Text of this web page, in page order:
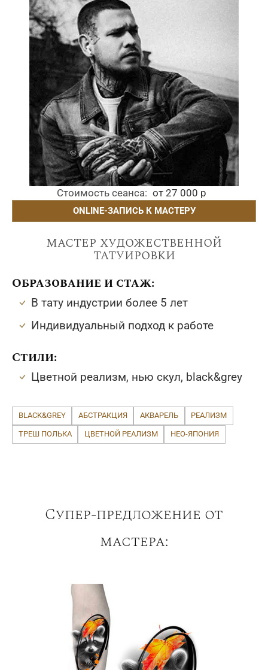
Стоимость сеанса от 27 000 р
ONLINE-ЗАПИСЬ К МАСТЕРУ
мастер художественной
татуировки
Образование и стаж:
В тату индустрии более 5 лет
Индивидуальный подход к работе
Стили:
Цветной реализм, нью скул, black&grey
BLACK&GREY АБСТРАКЦИЯ АКВАРЕЛЬ РЕАЛИЗМ
ТРЕШ ПОЛЬКА ЦВЕТНОЙ РЕАЛИЗМ НЕО-ЯПОНИЯ
Супер-предложение от
мастера: